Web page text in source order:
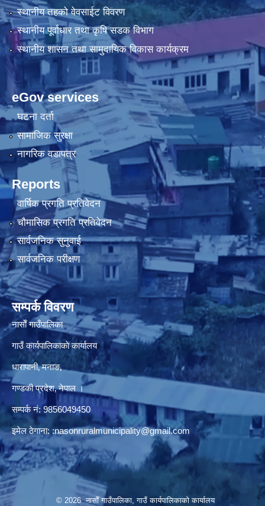
स्थानीय तहको वेवसाईट विवरण
स्थानीय पूर्वाधार तथा कृषि सडक विभाग
स्थानीय शासन तथा सामुदायिक विकास कार्यक्रम
eGov services
घटना दर्ता
सामाजिक सुरक्षा
नागरिक वडापत्र
Reports
वार्षिक प्रगति प्रतिवेदन
चौमासिक प्रगति प्रतिवेदन
सार्वजनिक सुनुवाई
सार्वजनिक परीक्षण
सम्पर्क विवरण
नासाेँ गाउँपालिका
गाउँ कार्यपालिकाकाे कार्यालय
धारापानी‚ मनाङ‚
गण्डकी प्रदेश‚ नेपाल ।
सम्पर्क न‌ं‍: 9856049450
इमेल ठेगाना: :nasonruralmunicipality@gmail.com
© 2026 नासाेँ गाउँपालिका, गाउँ कार्यपालिकाकाे कार्यालय